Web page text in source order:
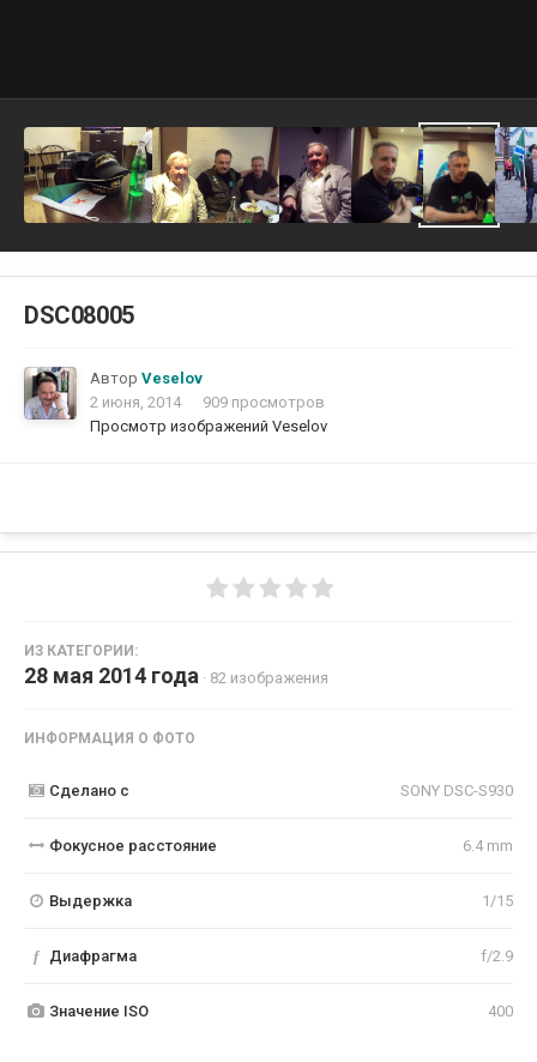
DSC08005
Автор Veselov
2 июня, 2014
909 просмотров
Просмотр изображений Veselov
ИЗ КАТЕГОРИИ:
28 мая 2014 года · 82 изображения
ИНФОРМАЦИЯ О ФОТО
Сделано с SONY DSC-S930
Фокусное расстояние 6.4 mm
Выдержка 1/15
f Диафрагма f/2.9
Значение ISO 400